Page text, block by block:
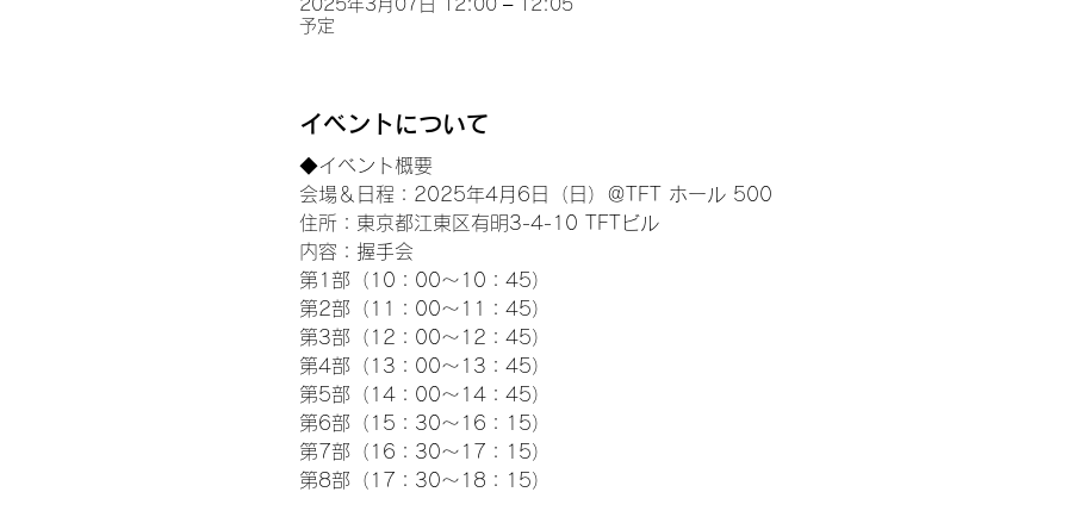
2025年3月07日 12:00 – 12:05
予定
イベントについて
◆イベント概要
会場＆日程：2025年4月6日（日）＠TFT ホール 500
住所：東京都江東区有明3-4-10 TFTビル
内容：握手会
第1部（10：00～10：45）
第2部（11：00～11：45）
第3部（12：00～12：45）
第4部（13：00～13：45）
第5部（14：00～14：45）
第6部（15：30～16：15）
第7部（16：30～17：15）
第8部（17：30～18：15）